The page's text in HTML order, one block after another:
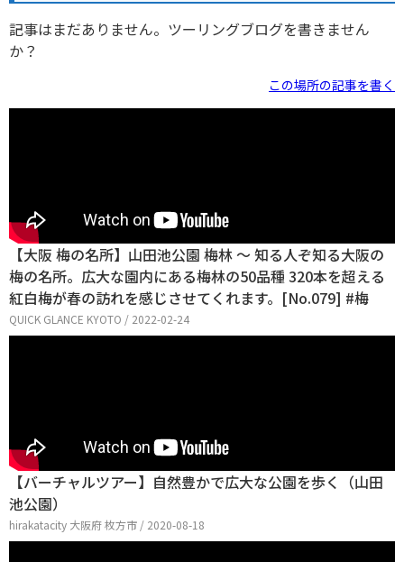
記事はまだありません。ツーリングブログを書きません
か？
この場所の記事を書く
【大阪 梅の名所】山田池公園 梅林 〜 知る人ぞ知る大阪の
梅の名所。広大な園内にある梅林の50品種 320本を超える
紅白梅が春の訪れを感じさせてくれます。[No.079] #梅
QUICK GLANCE KYOTO / 2022-02-24
【バーチャルツアー】自然豊かで広大な公園を歩く（山田
池公園）
hirakatacity 大阪府 枚方市 / 2020-08-18